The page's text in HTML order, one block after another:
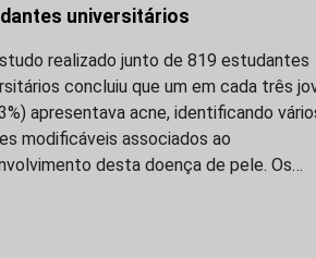
universitários
realizado junto de 819 estudantes
concluiu que um em cada três
apresentava acne, identificando
modificáveis associados ao
desta doença de pele. Os…